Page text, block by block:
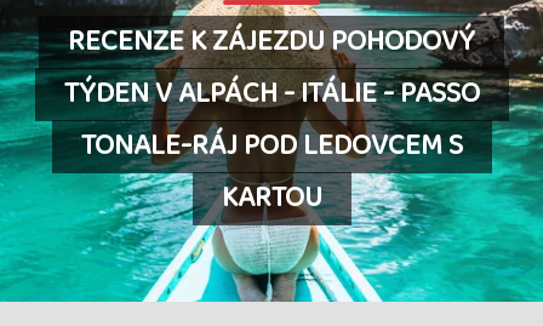
RECENZE K ZÁJEZDU POHODOVÝ
TÝDEN V ALPÁCH - ITÁLIE - PASSO
TONALE-RÁJ POD LEDOVCEM S
KARTOU